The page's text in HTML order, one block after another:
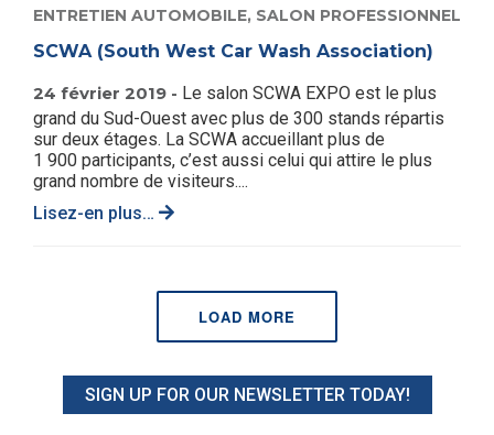
ENTRETIEN AUTOMOBILE, SALON PROFESSIONNEL
SCWA (South West Car Wash Association)
24 février 2019 - Le salon SCWA EXPO est le plus
grand du Sud-Ouest avec plus de 300 stands répartis
sur deux étages. La SCWA accueillant plus de
1 900 participants, c’est aussi celui qui attire le plus
grand nombre de visiteurs....
Lisez-en plus…
LOAD MORE
SIGN UP FOR OUR NEWSLETTER TODAY!